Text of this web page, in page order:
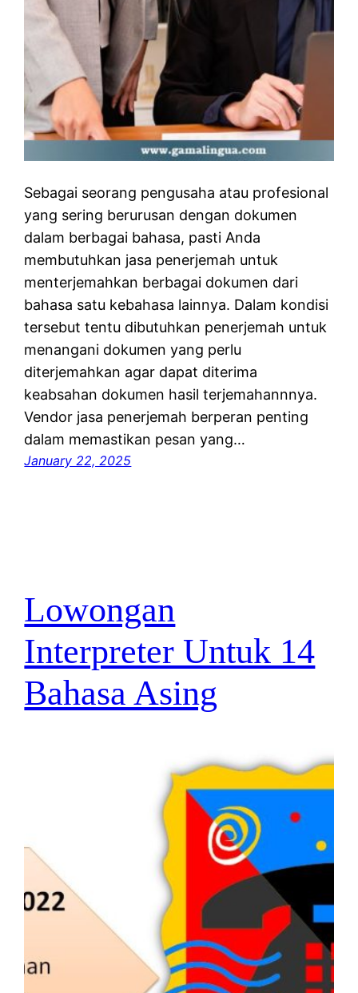
Sebagai seorang pengusaha atau profesional
yang sering berurusan dengan dokumen
dalam berbagai bahasa, pasti Anda
membutuhkan jasa penerjemah untuk
menterjemahkan berbagai dokumen dari
bahasa satu kebahasa lainnya. Dalam kondisi
tersebut tentu dibutuhkan penerjemah untuk
menangani dokumen yang perlu
diterjemahkan agar dapat diterima
keabsahan dokumen hasil terjemahannnya.
Vendor jasa penerjemah berperan penting
dalam memastikan pesan yang…
January 22, 2025
Lowongan
Interpreter Untuk 14
Bahasa Asing